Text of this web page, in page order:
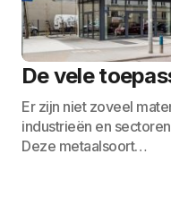
De vele
Er zijn niet zoveel
industrieën en
Deze metaalsoort…